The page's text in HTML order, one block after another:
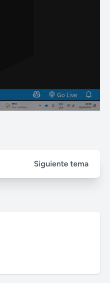
Siguiente tema